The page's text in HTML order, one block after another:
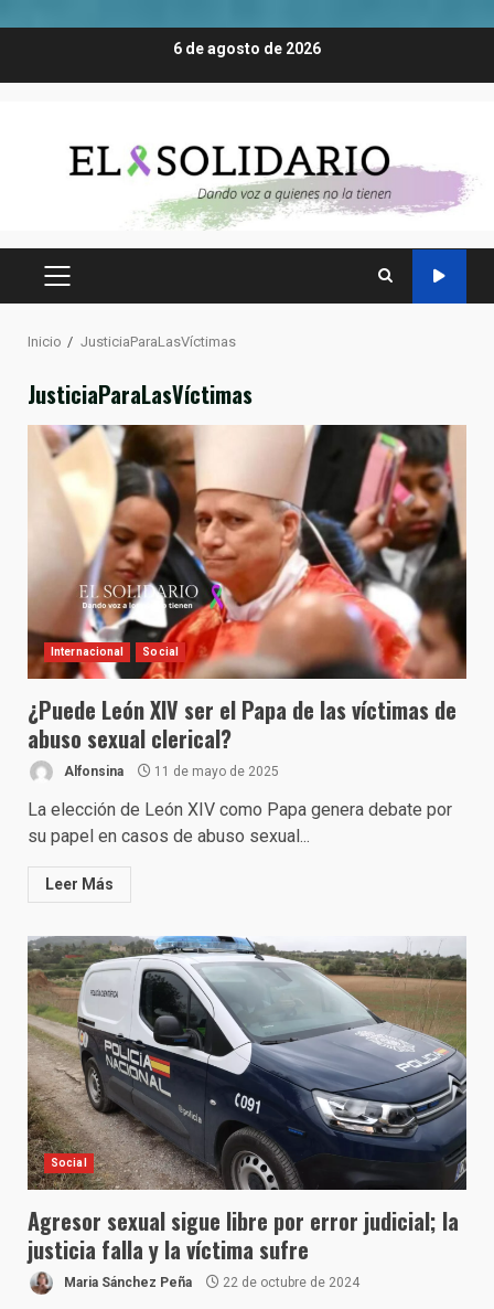
6 de agosto de 2026
MENÚ
Inicio JusticiaParaLasVíctimas
JusticiaParaLasVíctimas
Internacional Social
¿Puede León XIV ser el Papa de las víctimas de
abuso sexual clerical?
Alfonsina 11 de mayo de 2025
La elección de León XIV como Papa genera debate por
su papel en casos de abuso sexual...
Leer Más
Social
Agresor sexual sigue libre por error judicial; la
justicia falla y la víctima sufre
Maria Sánchez Peña 22 de octubre de 2024